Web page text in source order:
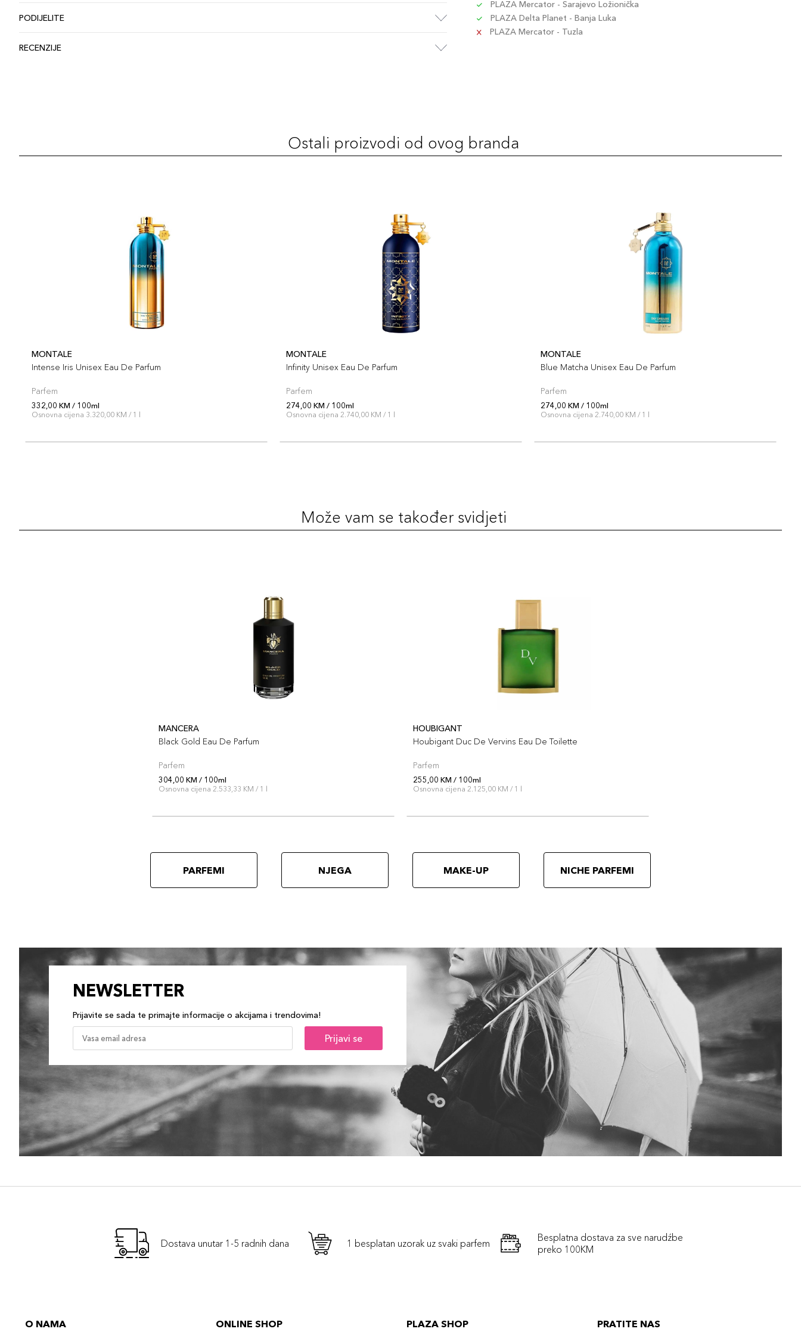
PODIJELITE
RECENZIJE
PLAZA Mercator - Sarajevo Ložionička
PLAZA Delta Planet - Banja Luka
PLAZA Mercator - Tuzla
Ostali proizvodi od ovog branda
MONTALE
Intense Iris Unisex Eau De Parfum
Parfem
332,00 KM / 100ml
Osnovna cijena 3.320,00 KM / 1 l
MONTALE
Infinity Unisex Eau De Parfum
Parfem
274,00 KM / 100ml
Osnovna cijena 2.740,00 KM / 1 l
MONTALE
Blue Matcha Unisex Eau De Parfum
Parfem
274,00 KM / 100ml
Osnovna cijena 2.740,00 KM / 1 l
Može vam se također svidjeti
MANCERA
Black Gold Eau De Parfum
Parfem
304,00 KM / 100ml
Osnovna cijena 2.533,33 KM / 1 l
HOUBIGANT
Houbigant Duc De Vervins Eau De Toilette
Parfem
255,00 KM / 100ml
Osnovna cijena 2.125,00 KM / 1 l
PARFEMI NJEGA MAKE-UP NICHE PARFEMI
NEWSLETTER
Prijavite se sada te primajte informacije o akcijama i trendovima!
Prijavi se
Dostava unutar 1-5 radnih dana 1 besplatan uzorak uz svaki parfem
Besplatna dostava za sve narudźbe
preko 100KM
O NAMA ONLINE SHOP PLAZA SHOP PRATITE NAS